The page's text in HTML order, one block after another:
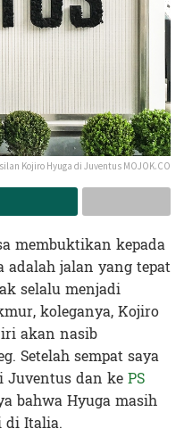
Kojiro Hyuga di Juventus MOJOK.CO
membuktikan kepada
adalah jalan yang tepat
selalu menjadi
koleganya, Kojiro
akan nasib
Setelah sempat saya
Juventus dan kePS
bahwa Hyuga masih
di Italia.